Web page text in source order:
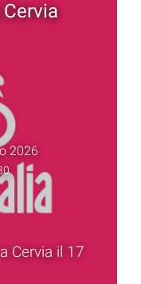
2026
Cervia il 17